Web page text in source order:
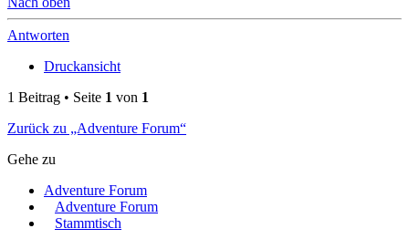
Antworten
Druckansicht
1 Beitrag • Seite 1 von 1
Zurück zu „Adventure Forum“
Gehe zu
Adventure Forum
Adventure Forum
Stammtisch